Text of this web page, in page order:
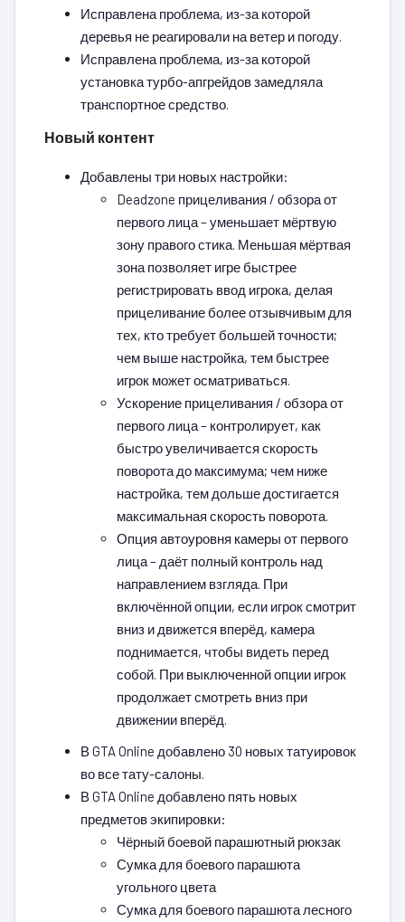
Исправлена проблема, из-за которой
деревья не реагировали на ветер и погоду.
Исправлена проблема, из-за которой
установка турбо-апгрейдов замедляла
транспортное средство.
Новый контент
Добавлены три новых настройки:
Deadzone прицеливания / обзора от
первого лица – уменьшает мёртвую
зону правого стика. Меньшая мёртвая
зона позволяет игре быстрее
регистрировать ввод игрока, делая
прицеливание более отзывчивым для
тех, кто требует большей точности;
чем выше настройка, тем быстрее
игрок может осматриваться.
Ускорение прицеливания / обзора от
первого лица – контролирует, как
быстро увеличивается скорость
поворота до максимума; чем ниже
настройка, тем дольше достигается
максимальная скорость поворота.
Опция автоуровня камеры от первого
лица – даёт полный контроль над
направлением взгляда. При
включённой опции, если игрок смотрит
вниз и движется вперёд, камера
поднимается, чтобы видеть перед
собой. При выключенной опции игрок
продолжает смотреть вниз при
движении вперёд.
В GTA Online добавлено 30 новых татуировок
во все тату-салоны.
В GTA Online добавлено пять новых
предметов экипировки:
Чёрный боевой парашютный рюкзак
Сумка для боевого парашюта
угольного цвета
Сумка для боевого парашюта лесного